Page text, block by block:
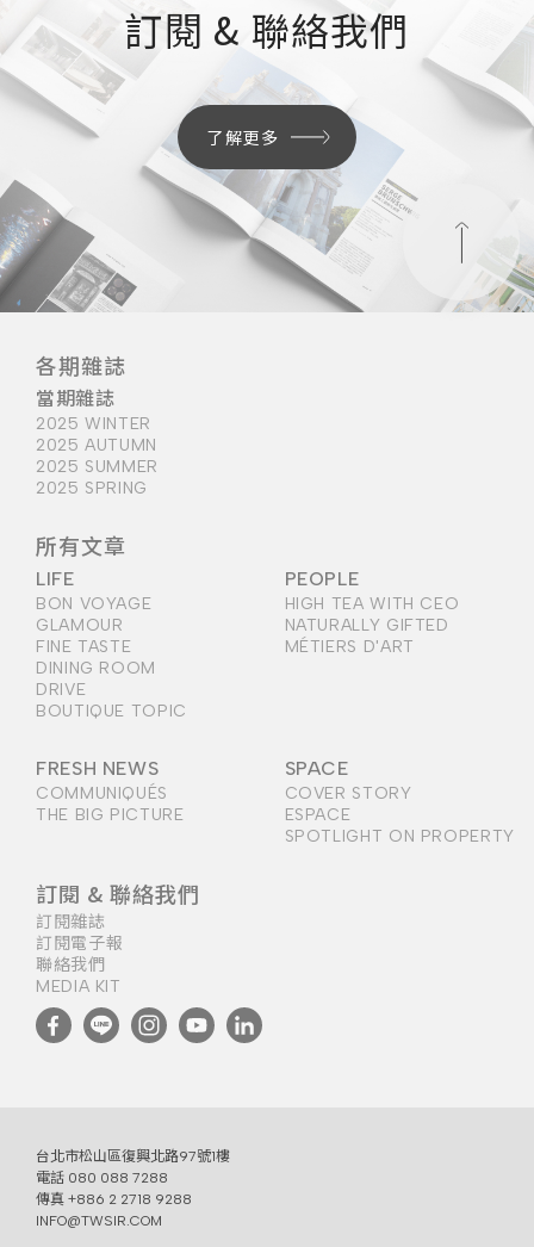
訂閱 & 聯絡我們
了解更多
各期雜誌
當期雜誌
2025 WINTER
2025 AUTUMN
2025 SUMMER
2025 SPRING
所有文章
LIFE
BON VOYAGE
GLAMOUR
FINE TASTE
DINING ROOM
DRIVE
BOUTIQUE TOPIC
PEOPLE
HIGH TEA WITH CEO
NATURALLY GIFTED
MÉTIERS D'ART
FRESH NEWS
COMMUNIQUÉS
THE BIG PICTURE
SPACE
COVER STORY
ESPACE
SPOTLIGHT ON PROPERTY
訂閱 & 聯絡我們
訂閱雜誌
訂閱電子報
聯絡我們
MEDIA KIT
台北市松山區復興北路97號1樓
電話 080 088 7288
傳真 +886 2 2718 9288
INFO@TWSIR.COM